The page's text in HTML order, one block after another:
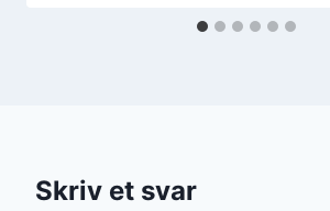
Skriv et svar